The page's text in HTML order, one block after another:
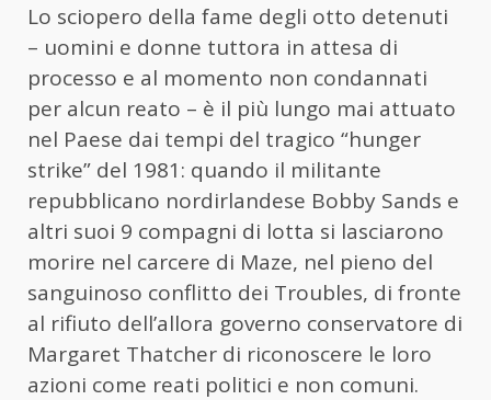
Lo sciopero della fame degli otto detenuti
– uomini e donne tuttora in attesa di
processo e al momento non condannati
per alcun reato – è il più lungo mai attuato
nel Paese dai tempi del tragico “hunger
strike” del 1981: quando il militante
repubblicano nordirlandese Bobby Sands e
altri suoi 9 compagni di lotta si lasciarono
morire nel carcere di Maze, nel pieno del
sanguinoso conflitto dei Troubles, di fronte
al rifiuto dell’allora governo conservatore di
Margaret Thatcher di riconoscere le loro
azioni come reati politici e non comuni.